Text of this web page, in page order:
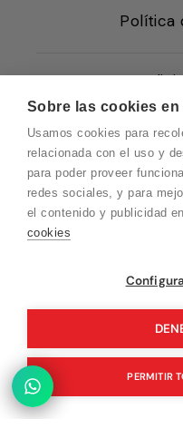
Sobre las cookies
Usamos cookies para
relacionada con el uso y
para poder proveer
redes sociales, y para
el contenido y publicidad
cookies
PERMITIR
Política
Vuelvo en un
nuestro horario